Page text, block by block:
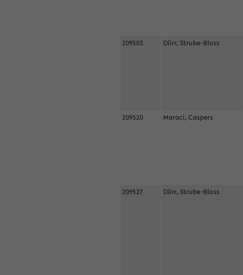
209503 Dürr, Strube-Bloss
209520 Maraci, Caspers
209527 Dürr, Strube-Bloss